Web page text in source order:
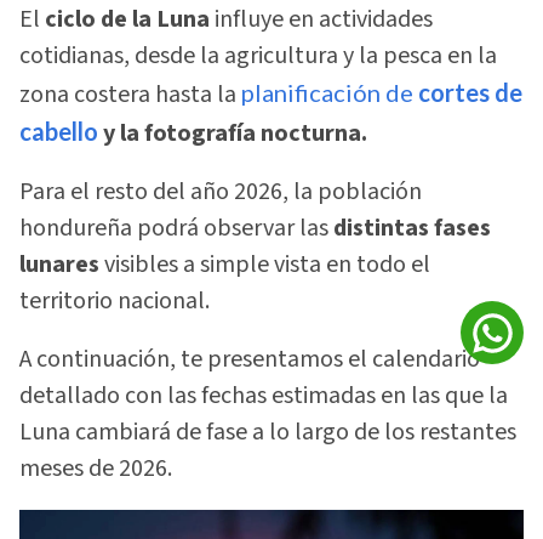
El ciclo de la Luna influye en actividades
cotidianas, desde la agricultura y la pesca en la
zona costera hasta la planificación de cortes de
cabello y la fotografía nocturna.
Para el resto del año 2026, la población
hondureña podrá observar lasdistintas fases
lunaresvisibles a simple vista en todo el
territorio nacional.
A continuación, te presentamos el calendario
detallado con las fechas estimadas en las que la
Luna cambiará de fase a lo largo de los restantes
meses de 2026.